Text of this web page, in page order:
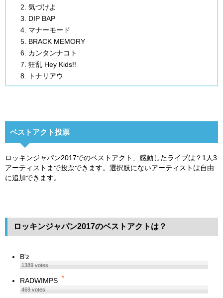
気づけよ
DIP BAP
マナーモード
BRACK MEMORY
カンタンナコト
狂乱 Hey Kids!!
トナリアウ
ベストアクト投票
ロッキンジャパン2017でのベストアクト、感動したライブは？1人3
アーティストまで投票できます。選択肢にないアーティストは自由
に追加できます。
ロッキンジャパン2017のベストアクトは？
B'z
1389votes
RADWIMPS *
469votes